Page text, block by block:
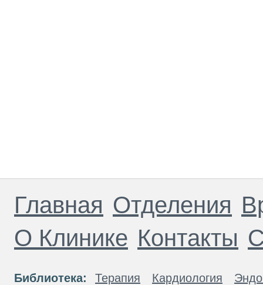
Главная Отделения
О Клинике Контакты
Библиотека: Терапия Кардиология